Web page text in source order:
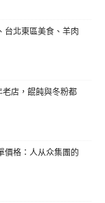
台北東區美食、羊肉
店，餛飩與冬粉都
價格：人从众集團的